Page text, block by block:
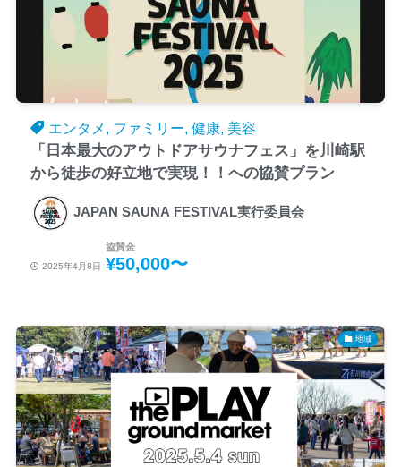
エンタメ, ファミリー, 健康, 美容
「日本最大のアウトドアサウナフェス」を川崎駅
から徒歩の好立地で実現！！への協賛プラン
JAPAN SAUNA FESTIVAL実行委員会
2025年4月8日
協賛金
¥50,000〜
地域